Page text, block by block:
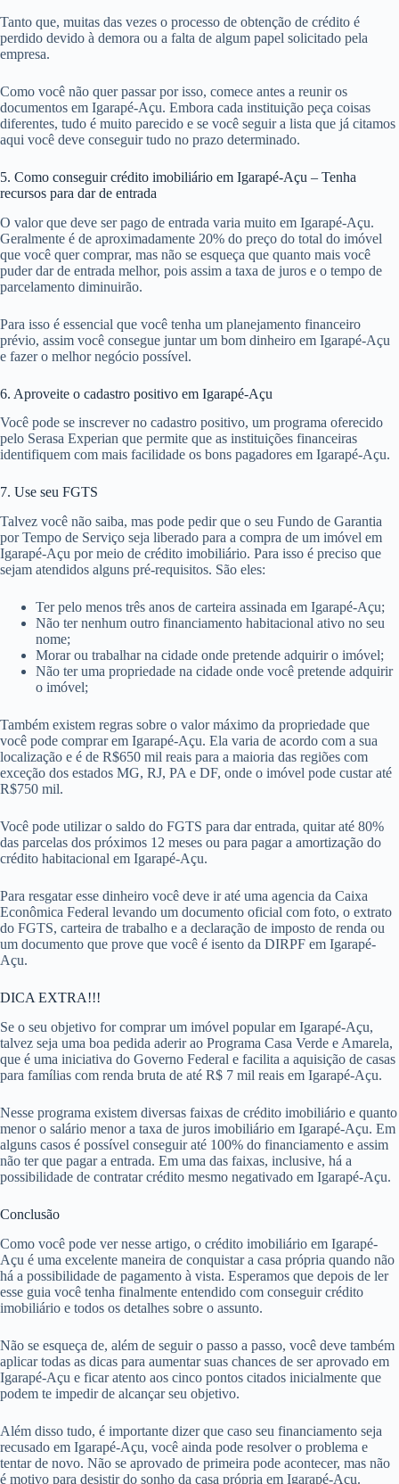
Tanto que, muitas das vezes o processo de obtenção de crédito é
perdido devido à demora ou a falta de algum papel solicitado pela
empresa.
Como você não quer passar por isso, comece antes a reunir os
documentos em Igarapé-Açu. Embora cada instituição peça coisas
diferentes, tudo é muito parecido e se você seguir a lista que já citamos
aqui você deve conseguir tudo no prazo determinado.
5. Como conseguir crédito imobiliário em Igarapé-Açu – Tenha
recursos para dar de entrada
O valor que deve ser pago de entrada varia muito em Igarapé-Açu.
Geralmente é de aproximadamente 20% do preço do total do imóvel
que você quer comprar, mas não se esqueça que quanto mais você
puder dar de entrada melhor, pois assim a taxa de juros e o tempo de
parcelamento diminuirão.
Para isso é essencial que você tenha um planejamento financeiro
prévio, assim você consegue juntar um bom dinheiro em Igarapé-Açu
e fazer o melhor negócio possível.
6. Aproveite o cadastro positivo em Igarapé-Açu
Você pode se inscrever no cadastro positivo, um programa oferecido
pelo Serasa Experian que permite que as instituições financeiras
identifiquem com mais facilidade os bons pagadores em Igarapé-Açu.
7. Use seu FGTS
Talvez você não saiba, mas pode pedir que o seu Fundo de Garantia
por Tempo de Serviço seja liberado para a compra de um imóvel em
Igarapé-Açu por meio de crédito imobiliário. Para isso é preciso que
sejam atendidos alguns pré-requisitos. São eles:
Ter pelo menos três anos de carteira assinada em Igarapé-Açu;
Não ter nenhum outro financiamento habitacional ativo no seu
nome;
Morar ou trabalhar na cidade onde pretende adquirir o imóvel;
Não ter uma propriedade na cidade onde você pretende adquirir
o imóvel;
Também existem regras sobre o valor máximo da propriedade que
você pode comprar em Igarapé-Açu. Ela varia de acordo com a sua
localização e é de R$650 mil reais para a maioria das regiões com
exceção dos estados MG, RJ, PA e DF, onde o imóvel pode custar até
R$750 mil.
Você pode utilizar o saldo do FGTS para dar entrada, quitar até 80%
das parcelas dos próximos 12 meses ou para pagar a amortização do
crédito habitacional em Igarapé-Açu.
Para resgatar esse dinheiro você deve ir até uma agencia da Caixa
Econômica Federal levando um documento oficial com foto, o extrato
do FGTS, carteira de trabalho e a declaração de imposto de renda ou
um documento que prove que você é isento da DIRPF em Igarapé-
Açu.
DICA EXTRA!!!
Se o seu objetivo for comprar um imóvel popular em Igarapé-Açu,
talvez seja uma boa pedida aderir ao Programa Casa Verde e Amarela,
que é uma iniciativa do Governo Federal e facilita a aquisição de casas
para famílias com renda bruta de até R$ 7 mil reais em Igarapé-Açu.
Nesse programa existem diversas faixas de crédito imobiliário e quanto
menor o salário menor a taxa de juros imobiliário em Igarapé-Açu. Em
alguns casos é possível conseguir até 100% do financiamento e assim
não ter que pagar a entrada. Em uma das faixas, inclusive, há a
possibilidade de contratar crédito mesmo negativado em Igarapé-Açu.
Conclusão
Como você pode ver nesse artigo, o crédito imobiliário em Igarapé-
Açu é uma excelente maneira de conquistar a casa própria quando não
há a possibilidade de pagamento à vista. Esperamos que depois de ler
esse guia você tenha finalmente entendido com conseguir crédito
imobiliário e todos os detalhes sobre o assunto.
Não se esqueça de, além de seguir o passo a passo, você deve também
aplicar todas as dicas para aumentar suas chances de ser aprovado em
Igarapé-Açu e ficar atento aos cinco pontos citados inicialmente que
podem te impedir de alcançar seu objetivo.
Além disso tudo, é importante dizer que caso seu financiamento seja
recusado em Igarapé-Açu, você ainda pode resolver o problema e
tentar de novo. Não se aprovado de primeira pode acontecer, mas não
é motivo para desistir do sonho da casa própria em Igarapé-Açu.